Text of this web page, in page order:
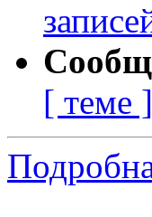
[ теме ]